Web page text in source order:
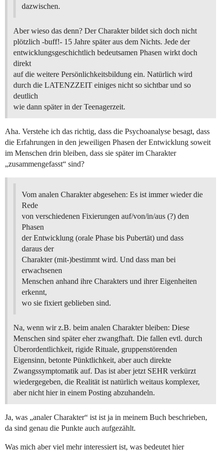
dazwischen.
Aber wieso das denn? Der Charakter bildet sich doch nicht
plötzlich -buff!- 15 Jahre später aus dem Nichts. Jede der
entwicklungsgeschichtlich bedeutsamen Phasen wirkt doch
direkt
auf die weitere Persönlichkeitsbildung ein. Natürlich wird
durch die LATENZZEIT einiges nicht so sichtbar und so
deutlich
wie dann später in der Teenagerzeit.
Aha. Verstehe ich das richtig, dass die Psychoanalyse besagt, dass
die Erfahrungen in den jeweiligen Phasen der Entwicklung soweit
im Menschen drin bleiben, dass sie später im Charakter
„zusammengefasst“ sind?
Vom analen Charakter abgesehen: Es ist immer wieder die
Rede
von verschiedenen Fixierungen auf/von/in/aus (?) den
Phasen
der Entwicklung (orale Phase bis Pubertät) und dass
daraus der
Charakter (mit-)bestimmt wird. Und dass man bei
erwachsenen
Menschen anhand ihre Charakters und ihrer Eigenheiten
erkennt,
wo sie fixiert geblieben sind.
Na, wenn wir z.B. beim analen Charakter bleiben: Diese
Menschen sind später eher zwangfhaft. Die fallen evtl. durch
Überordentlichkeit, rigide Rituale, gruppenstörenden
Eigensinn, betonte Pünktlichkeit, aber auch direkte
Zwangssymptomatik auf. Das ist aber jetzt SEHR verkürzt
wiedergegeben, die Realität ist natürlich weitaus komplexer,
aber nicht hier in einem Posting abzuhandeln.
Ja, was „analer Charakter“ ist ist ja in meinem Buch beschrieben,
da sind genau die Punkte auch aufgezählt.
Was mich aber viel mehr interessiert ist, was bedeutet hier